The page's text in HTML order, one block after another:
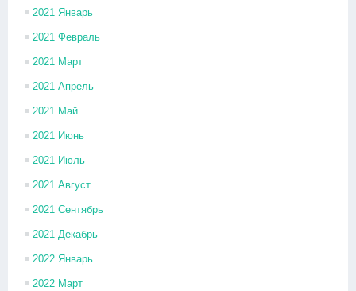
2021 Январь
2021 Февраль
2021 Март
2021 Апрель
2021 Май
2021 Июнь
2021 Июль
2021 Август
2021 Сентябрь
2021 Декабрь
2022 Январь
2022 Март